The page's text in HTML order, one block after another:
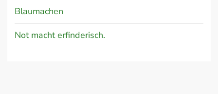
Blaumachen
Not macht erfinderisch.